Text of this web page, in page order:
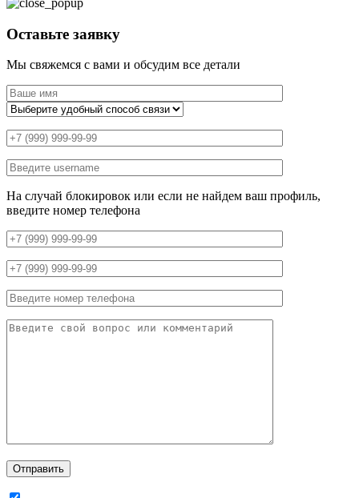
Оставьте заявку
Мы свяжемся с вами и обсудим все детали
На случай блокировок или если не найдем ваш профиль,
введите номер телефона